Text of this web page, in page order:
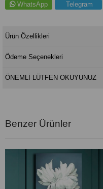
WhatsApp Telegram
Ürün Özellikleri
Ödeme Seçenekleri
ÖNEMLİ LÜTFEN OKUYUNUZ
Benzer Ürünler